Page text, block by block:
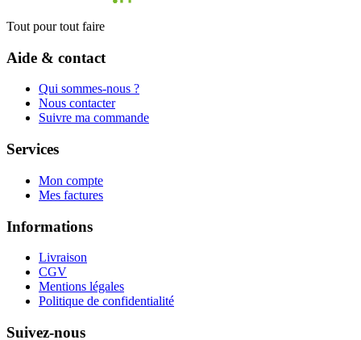
Tout pour tout faire
Aide & contact
Qui sommes-nous ?
Nous contacter
Suivre ma commande
Services
Mon compte
Mes factures
Informations
Livraison
CGV
Mentions légales
Politique de confidentialité
Suivez-nous